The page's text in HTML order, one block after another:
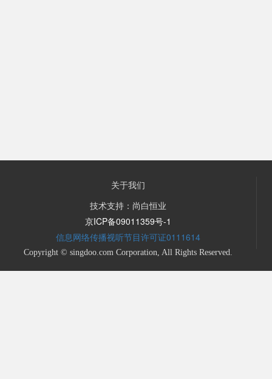
关于我们
技术支持：尚白恒业
京ICP备09011359号-1
信息网络传播视听节目许可证0111614
Copyright © singdoo.com Corporation, All Rights Reserved.